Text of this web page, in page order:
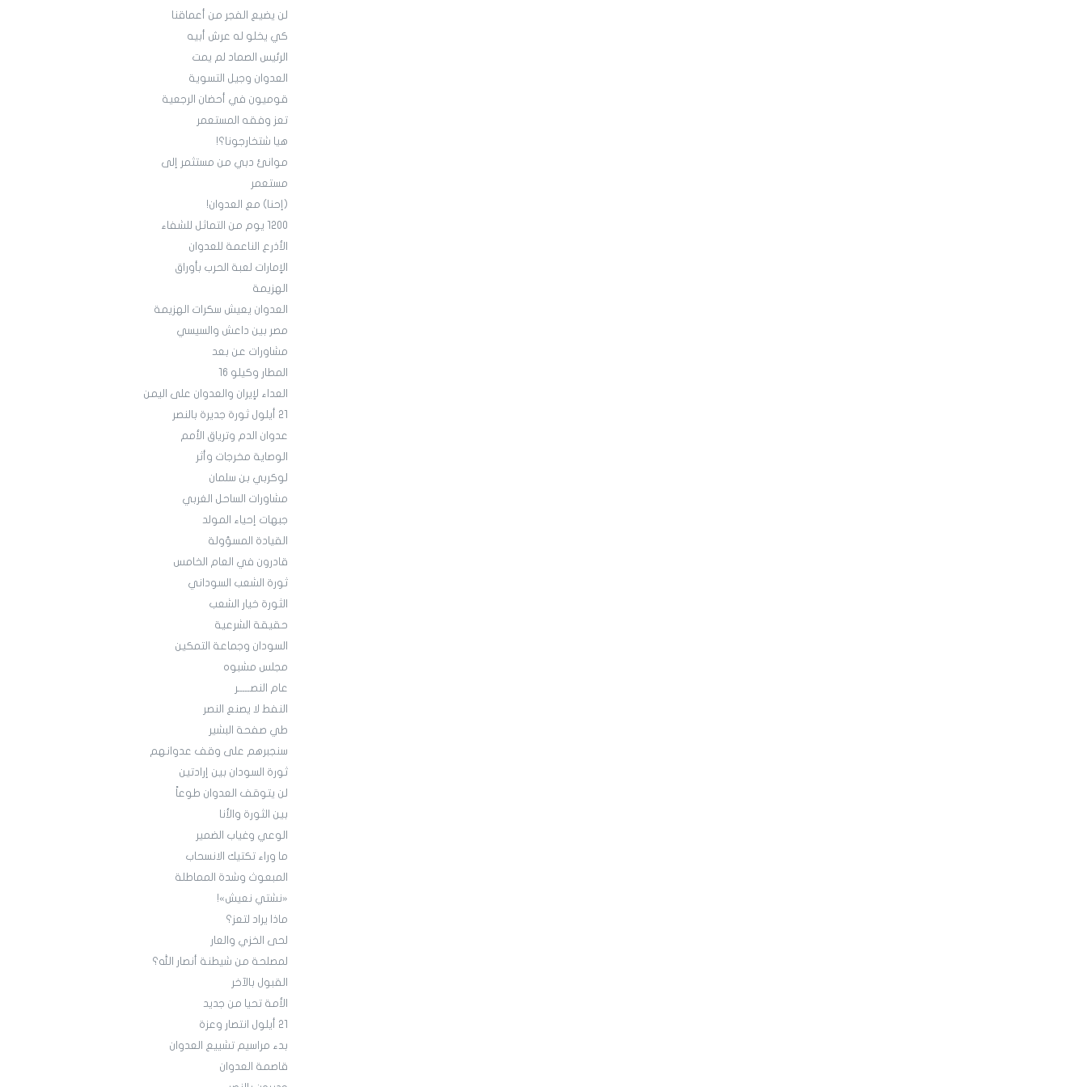
لن يضيع الفجر من أعماقنا
كي يخلو له عرش أبيه
الرئيس الصماد لم يمت
العدوان وجيل التسوية
قوميون في أحضان الرجعية
تعز وفقه المستعمر
هيا شتخارجونا؟!
موانئ دبي من مستثمر إلى
مستعمر
(إحنا) مع العدوان!
1200 يوم من التماثل للشفاء
الأذرع الناعمة للعدوان
الإمارات لعبة الحرب بأوراق
الهزيمة
العدوان يعيش سكرات الهزيمة
مصر بين داعش والسيسي
مشاورات عن بعد
المطار وكيلو 16
العداء لإيران والعدوان على اليمن
21 أيلول ثورة جديرة بالنصر
عدوان الدم وترياق الأمم
الوصاية مخرجات وأثر
لوكربي بن سلمان
مشاورات الساحل الغربي
جبهات إحياء المولد
القيادة المسؤولة
قادرون في العام الخامس
ثورة الشعب السوداني
الثورة خيار الشعب
حقيقة الشرعية
السودان وجماعة التمكين
مجلس مشبوه
عام النصـــــر
النفط لا يصنع النصر
طي صفحة البشير
سنجبرهم على وقف عدوانهم
ثورة السودان بين إرادتين
لن يتوقف العدوان طوعاً
بين الثورة والأنا
الوعي وغياب الضمير
ما وراء تكتيك الانسحاب
المبعوث وشدة المماطلة
«نشتي نعيش»!
ماذا يراد لتعز؟
لحى الخزي والعار
لمصلحة من شيطنة أنصار الله؟
القبول بالآخر
الأمة تحيا من جديد
21 أيلول انتصار وعزة
بدء مراسيم تشييع العدوان
قاصمة العدوان